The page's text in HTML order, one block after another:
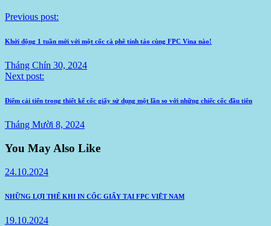
Previous post:
Khởi động 1 tuần mới với một cốc cà phê tỉnh táo cùng FPC Vina nào!
Tháng Chín 30, 2024
Next post:
Điểm cải tiến trong thiết kế cốc giấy sử dụng một lần so với những chiếc cốc đầu tiên
Tháng Mười 8, 2024
You May Also Like
24.10.2024
NHỮNG LỢI THẾ KHI IN CỐC GIẤY TẠI FPC VIỆT NAM
19.10.2024